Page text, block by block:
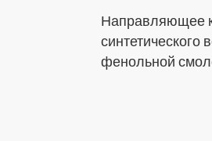
Направляющее
синтетического
фенольной